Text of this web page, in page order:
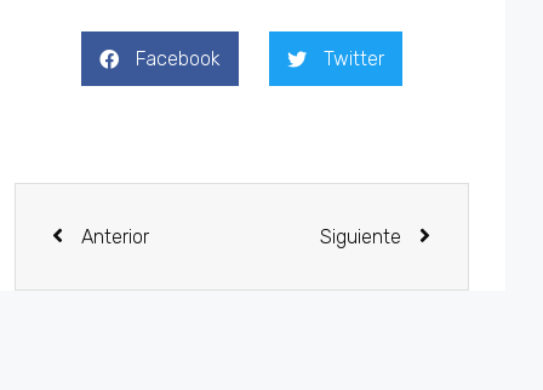
Facebook Twitter
Anterior Siguiente